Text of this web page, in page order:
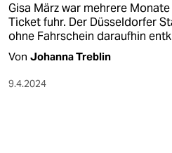
Gisa März war mehrere
Ticket fuhr. Der Düsseldorfer
ohne Fahrschein daraufhin
Von Johanna Treblin
9.4.2024